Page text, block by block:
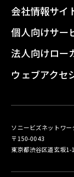
会社情報サイ
個人向けサー
法人向けロー
ウェブアクセ
ソニービズネットワー
〒150-0043
東京都渋谷区道玄坂